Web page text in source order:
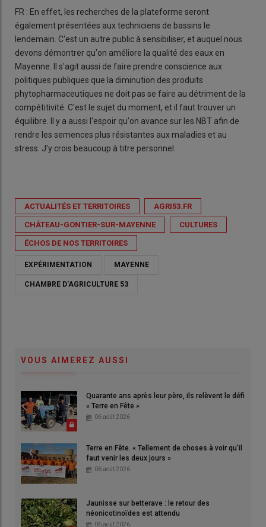
FR : En effet, les recherches de la plateforme seront
également présentées aux techniciens de bassins le
lendemain. C'est un autre public à sensibiliser, et auquel nous
devons démontrer qu'on améliore la qualité des eaux en
Mayenne. Il s'agit aussi de faire prendre conscience aux
politiques publiques que la diminution des produits
phytopharmaceutiques ne doit pas se faire au détriment de la
compétitivité. C'est le sujet du moment, et il faut trouver un
équilibre. Il y a aussi l'espoir qu'on avance sur les NBT afin de
rendre les semences plus résistantes aux maladies et au
stress. J'y crois beaucoup à titre personnel.
ACTUALITÉS ET TERRITOIRES AGRI53.FR
CHÂTEAU-GONTIER-SUR-MAYENNE CULTURES
ÉCHOS DE NOS TERRITOIRES
EXPÉRIMENTATION MAYENNE
CHAMBRE D'AGRICULTURE 53
VOUS AIMEREZ AUSSI
Quarante ans après leur père, ils relèvent le défi
« Terre en Fête »
06 août 2026
Terre en Fête. « Tellement de choses à voir qu'il
faut venir les deux jours »
06 août 2026
Jaunisse sur betterave : le retour des
néonicotinoïdes est attendu
06 août 2026